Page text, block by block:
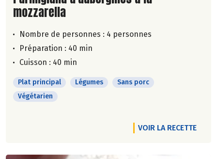
mozzarella
Nombre de personnes : 4 personnes
Préparation : 40 min
Cuisson : 40 min
Plat principal Légumes
Sans porc
Végétarien
VOIR LA RECETTE